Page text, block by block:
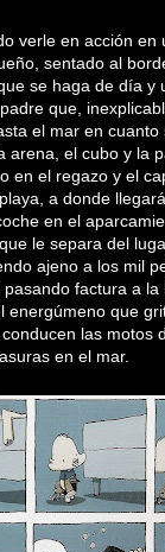
verle en acción
sentado al
se haga de día y
que,
el mar en
arena, el cubo y la
en el regazo y el
a donde
en el
le separa del
ajeno a los mil
factura a
que
las motos
en el mar.